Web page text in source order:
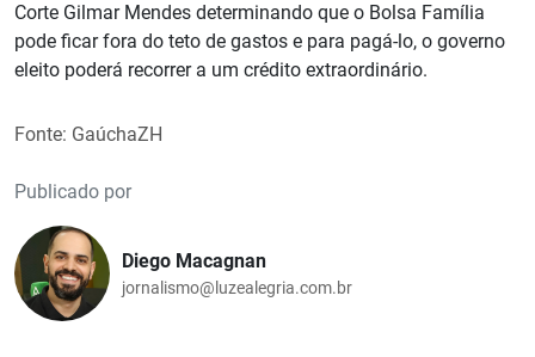
Corte Gilmar Mendes determinando que o Bolsa Família
pode ficar fora do teto de gastos e para pagá-lo, o governo
eleito poderá recorrer a um crédito extraordinário.
Fonte: GaúchaZH
Publicado por
Diego Macagnan
jornalismo@luzealegria.com.br